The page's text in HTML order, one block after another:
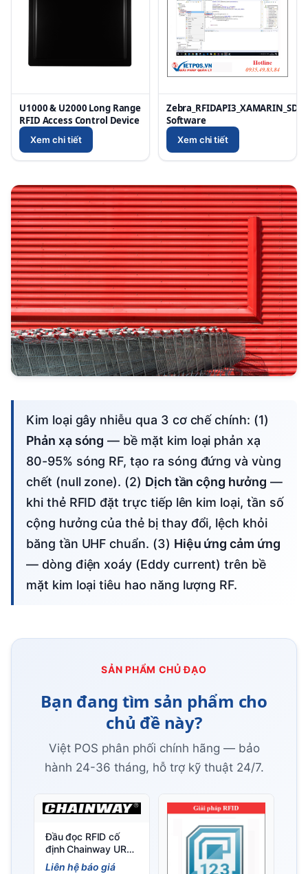
U1000 & U2000 Long Range
RFID Access Control Device
Xem chi tiết
Software
Xem chi tiết
Kim loại gây nhiễu qua 3 cơ chế chính: (1)
Phản xạ sóng — bề mặt kim loại phản xạ
80-95% sóng RF, tạo ra sóng đứng và vùng
chết (null zone). (2) Dịch tần cộng hưởng —
khi thẻ RFID đặt trực tiếp lên kim loại, tần số
cộng hưởng của thẻ bị thay đổi, lệch khỏi
băng tần UHF chuẩn. (3) Hiệu ứng cảm ứng
— dòng điện xoáy (Eddy current) trên bề
mặt kim loại tiêu hao năng lượng RF.
SẢN PHẨM CHỦ ĐẠO
Bạn đang tìm sản phẩm cho
chủ đề này?
Việt POS phân phối chính hãng — bảo
hành 24-36 tháng, hỗ trợ kỹ thuật 24/7.
Đầu đọc RFID cố
định Chainway UR4
4 cổng, chip Impinj E
Liên hệ báo giá